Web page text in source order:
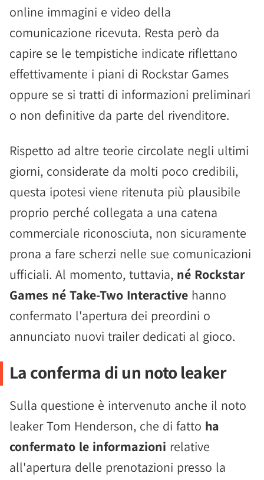
online immagini e video della
comunicazione ricevuta. Resta però da
capire se le tempistiche indicate riflettano
effettivamente i piani di Rockstar Games
oppure se si tratti di informazioni preliminari
o non definitive da parte del rivenditore.
Rispetto ad altre teorie circolate negli ultimi
giorni, considerate da molti poco credibili,
questa ipotesi viene ritenuta più plausibile
proprio perché collegata a una catena
commerciale riconosciuta, non sicuramente
prona a fare scherzi nelle sue comunicazioni
ufficiali. Al momento, tuttavia, né Rockstar
Games né Take-Two Interactive hanno
confermato l'apertura dei preordini o
annunciato nuovi trailer dedicati al gioco.
La conferma di un noto leaker
Sulla questione è intervenuto anche il noto
leaker Tom Henderson, che di fatto ha
confermato le informazioni relative
all'apertura delle prenotazioni presso la